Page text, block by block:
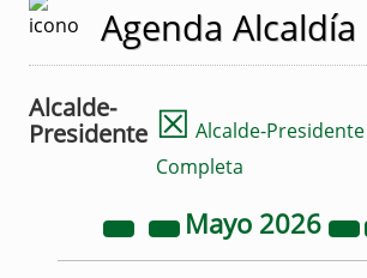
Agenda Alcaldía
Alcalde-
Presidente ☒ Alcalde-Presidente
Completa
Mayo 2026